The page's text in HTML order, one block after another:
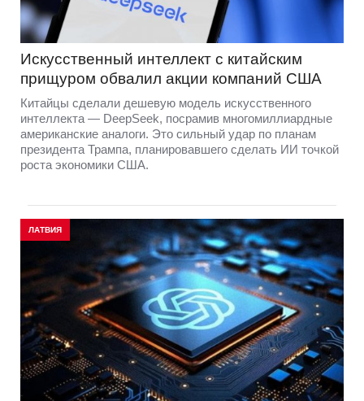
Искусственный интеллект с китайским
прищуром обвалил акции компаний США
Китайцы сделали дешевую модель искусственного
интеллекта — DeepSeek, посрамив многомиллиардные
американские аналоги. Это сильный удар по планам
президента Трампа, планировавшего сделать ИИ точкой
роста экономики США.
ЛАТВИЯ